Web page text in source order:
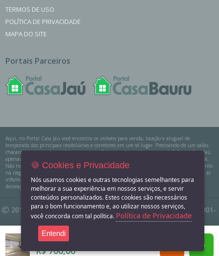
Sala ou Salão Comercial para alugar no bairro Vila
R$ 700,00
Cadastre-se | Inclua sua Imobiliária
Como Funciona
TERMOS DE USO
MAPA DO SITE
Portais Parceiros
Aqui, no Portal Casa Jaú você encontra os imóveis para venda, locação e aluguel de
temporada das principais imobiliárias e corretores em um só lugar. Precisando de um salão,
chácara, casa na praia ou sítio para eventos? Aqui você também encontra! O Portal Casa Jaú
apenas divulga as informações cadastradas pelos usuários como um sistema de classificados.
Não nos responsabilizamos pelo conteúdo dos anúncios e não temos nenhum envolvimento
na negociação dos imóveis. SEMPRE consulte a imobiliária ou proprietário para confirmar as
informações anunciadas. Algumas imagens podem ser meramente ilustrativas. Itens de
decoração e outros objetos podem não fazer parte da oferta.
2011-2026 Portal Casa Jaú - CNPJ responsável: 32.709.269/0001-
38 - Todos os direitos reservados.
🍪 Cookies e Privacidade
Nós usamos cookies e outras tecnologias semelhantes para
melhorar a sua experiência em nossos serviços, e servir
conteúdos personalizados. Estes cookies são necessários
para o bom funcionamento e, ao utilizar nossos serviços,
você concorda com tal política. Política de Privacidade
Entendi